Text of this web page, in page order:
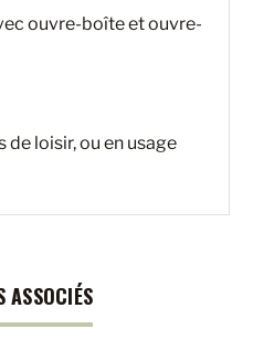
ouvre-boîte et ouvre-
loisir, ou en usage
ASSOCIÉS